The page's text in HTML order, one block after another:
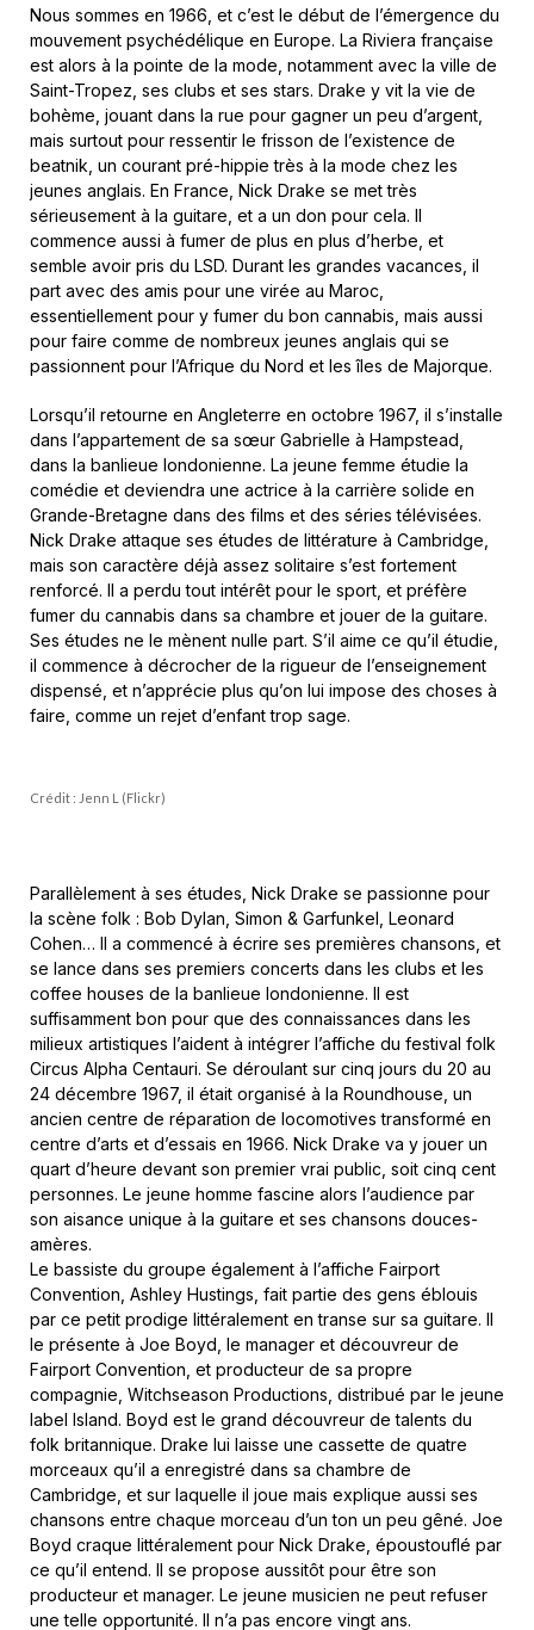
Nous sommes en 1966, et c’est le début de l’émergence du
mouvement psychédélique en Europe. La Riviera française
est alors à la pointe de la mode, notamment avec la ville de
Saint-Tropez, ses clubs et ses stars. Drake y vit la vie de
bohème, jouant dans la rue pour gagner un peu d’argent,
mais surtout pour ressentir le frisson de l’existence de
beatnik, un courant pré-hippie très à la mode chez les
jeunes anglais. En France, Nick Drake se met très
sérieusement à la guitare, et a un don pour cela. Il
commence aussi à fumer de plus en plus d’herbe, et
semble avoir pris du LSD. Durant les grandes vacances, il
part avec des amis pour une virée au Maroc,
essentiellement pour y fumer du bon cannabis, mais aussi
pour faire comme de nombreux jeunes anglais qui se
passionnent pour l’Afrique du Nord et les îles de Majorque.
Lorsqu’il retourne en Angleterre en octobre 1967, il s’installe
dans l’appartement de sa sœur Gabrielle à Hampstead,
dans la banlieue londonienne. La jeune femme étudie la
comédie et deviendra une actrice à la carrière solide en
Grande-Bretagne dans des films et des séries télévisées.
Nick Drake attaque ses études de littérature à Cambridge,
mais son caractère déjà assez solitaire s’est fortement
renforcé. Il a perdu tout intérêt pour le sport, et préfère
fumer du cannabis dans sa chambre et jouer de la guitare.
Ses études ne le mènent nulle part. S’il aime ce qu’il étudie,
il commence à décrocher de la rigueur de l’enseignement
dispensé, et n’apprécie plus qu’on lui impose des choses à
faire, comme un rejet d’enfant trop sage.
Crédit : Jenn L (Flickr)
Parallèlement à ses études, Nick Drake se passionne pour
la scène folk : Bob Dylan, Simon & Garfunkel, Leonard
Cohen… Il a commencé à écrire ses premières chansons, et
se lance dans ses premiers concerts dans les clubs et les
coffee houses de la banlieue londonienne. Il est
suffisamment bon pour que des connaissances dans les
milieux artistiques l’aident à intégrer l’affiche du festival folk
Circus Alpha Centauri. Se déroulant sur cinq jours du 20 au
24 décembre 1967, il était organisé à la Roundhouse, un
ancien centre de réparation de locomotives transformé en
centre d’arts et d’essais en 1966. Nick Drake va y jouer un
quart d’heure devant son premier vrai public, soit cinq cent
personnes. Le jeune homme fascine alors l’audience par
son aisance unique à la guitare et ses chansons douces-
amères.
Le bassiste du groupe également à l’affiche Fairport
Convention, Ashley Hustings, fait partie des gens éblouis
par ce petit prodige littéralement en transe sur sa guitare. Il
le présente à Joe Boyd, le manager et découvreur de
Fairport Convention, et producteur de sa propre
compagnie, Witchseason Productions, distribué par le jeune
label Island. Boyd est le grand découvreur de talents du
folk britannique. Drake lui laisse une cassette de quatre
morceaux qu’il a enregistré dans sa chambre de
Cambridge, et sur laquelle il joue mais explique aussi ses
chansons entre chaque morceau d’un ton un peu gêné. Joe
Boyd craque littéralement pour Nick Drake, époustouflé par
ce qu’il entend. Il se propose aussitôt pour être son
producteur et manager. Le jeune musicien ne peut refuser
une telle opportunité. Il n’a pas encore vingt ans.